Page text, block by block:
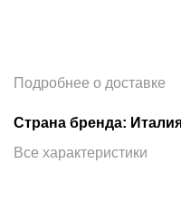
Подробнее о доставке
Страна бренда:
Все характеристики